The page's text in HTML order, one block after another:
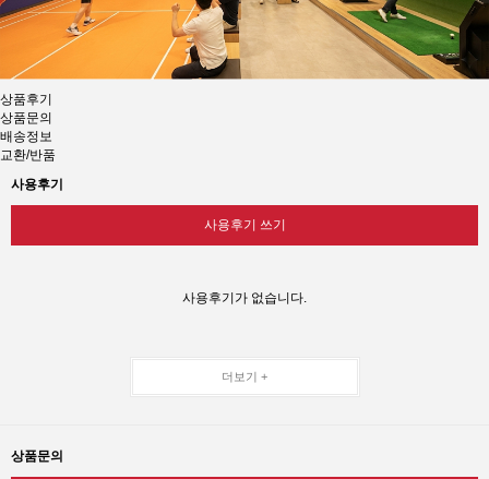
상품후기
상품문의
배송정보
교환/반품
사용후기
사용후기 쓰기
사용후기가 없습니다.
더보기 +
상품문의